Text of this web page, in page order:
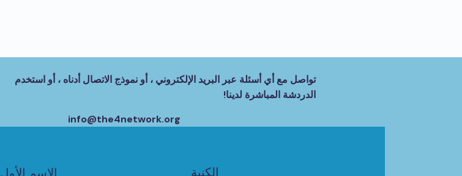
تواصل مع أي أسئلة عبر البريد الإلكتروني ، أو نموذج الاتصال أدناه ، أو استخدم
الدردشة المباشرة لدينا!
info@the4network.org
الاسم الأول الكنية